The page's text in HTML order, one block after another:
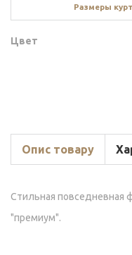
Размеры
Цвет
Опис товару
Стильная повседневная
"премиум".